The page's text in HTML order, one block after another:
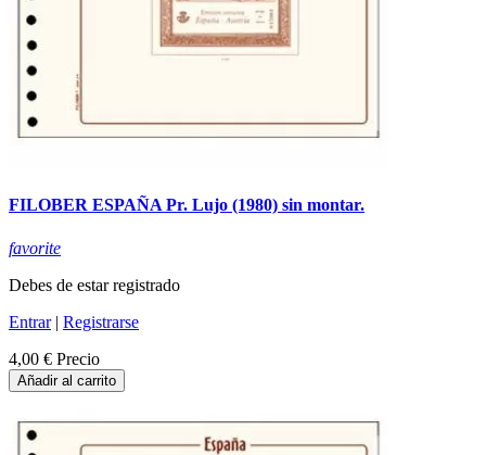
FILOBER ESPAÑA Pr. Lujo (1980) sin montar.
favorite
Debes de estar registrado
Entrar| Registrarse
4,00 € Precio
Añadir al carrito